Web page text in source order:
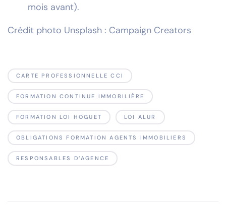
mois avant).
Crédit photo Unsplash : Campaign Creators
CARTE PROFESSIONNELLE CCI
FORMATION CONTINUE IMMOBILIÈRE
FORMATION LOI HOGUET LOI ALUR
OBLIGATIONS FORMATION AGENTS IMMOBILIERS
RESPONSABLES D’AGENCE